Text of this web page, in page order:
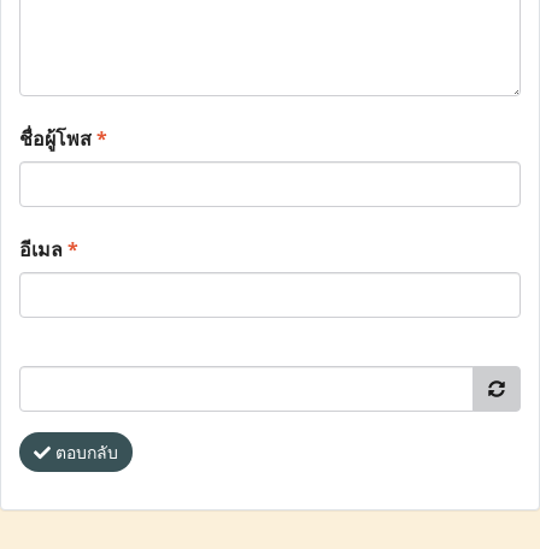
ชื่อผู้โพส*
อีเมล*
ตอบกลับ